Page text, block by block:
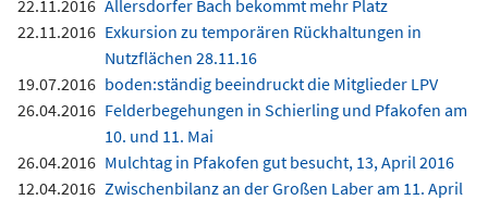
22.11.2016 Allersdorfer Bach bekommt mehr Platz
22.11.2016 Exkursion zu temporären Rückhaltungen in
Nutzflächen 28.11.16
19.07.2016 boden:ständig beeindruckt die Mitglieder LPV
26.04.2016 Felderbegehungen in Schierling und Pfakofen am
10. und 11. Mai
26.04.2016 Mulchtag in Pfakofen gut besucht, 13, April 2016
12.04.2016 Zwischenbilanz an der Großen Laber am 11. April